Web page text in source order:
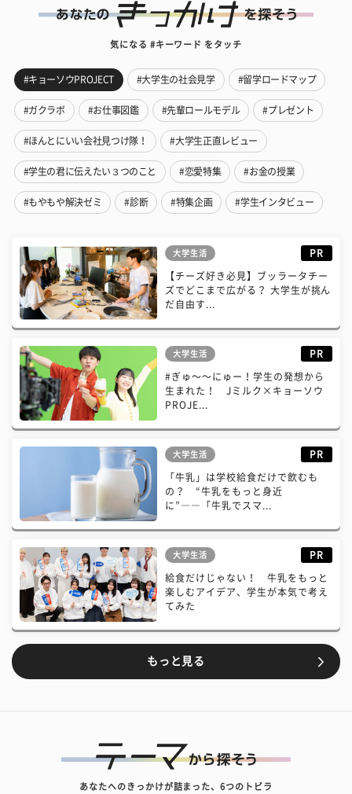
気になる #キーワード をタッチ
#キョーソウPROJECT #大学生の社会見学 #留学ロードマップ
#ガクラボ #お仕事図鑑 #先輩ロールモデル #プレゼント
#ほんとにいい会社見つけ隊！ #大学生正直レビュー
#学生の君に伝えたい３つのこと #恋愛特集 #お金の授業
#もやもや解決ゼミ #診断 #特集企画 #学生インタビュー
大学生活 PR
【チーズ好き必見】ブッラータチー
ズでどこまで広がる？ 大学生が挑ん
だ自由す...
大学生活 PR
#ぎゅ〜〜にゅー！学生の発想から
生まれた！ Jミルク×キョーソウ
PROJE...
大学生活 PR
「牛乳」は学校給食だけで飲むも
の？ “牛乳をもっと身近
に”――「牛乳でスマ...
大学生活 PR
給食だけじゃない！ 牛乳をもっと
楽しむアイデア、学生が本気で考え
てみた
もっと見る
あなたへのきっかけが詰まった、6つのトビラ